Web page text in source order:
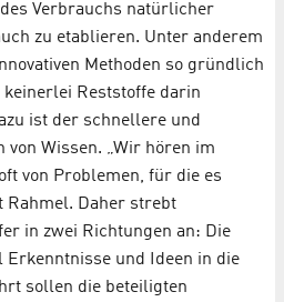
Verbrauchs natürlicher
zu etablieren. Unter anderem
Methoden so gründlich
Reststoffe darin
ist der schnellere und
von Wissen. „Wir hören im
von Problemen, für die es
Rahmel. Daher strebt
in zwei Richtungen an: Die
und Ideen in die
sollen die beteiligten